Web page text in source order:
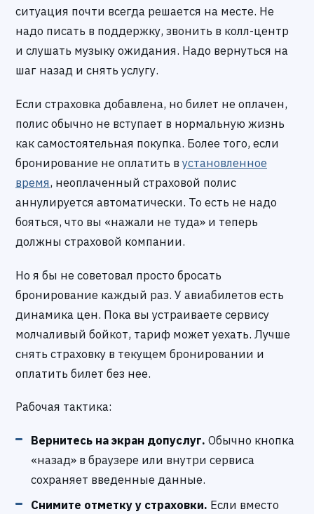
ситуация почти всегда решается на месте. Не
надо писать в поддержку, звонить в колл-центр
и слушать музыку ожидания. Надо вернуться на
шаг назад и снять услугу.
Если страховка добавлена, но билет не оплачен,
полис обычно не вступает в нормальную жизнь
как самостоятельная покупка. Более того, если
бронирование не оплатить в установленное
время, неоплаченный страховой полис
аннулируется автоматически. То есть не надо
бояться, что вы «нажали не туда» и теперь
должны страховой компании.
Но я бы не советовал просто бросать
бронирование каждый раз. У авиабилетов есть
динамика цен. Пока вы устраиваете сервису
молчаливый бойкот, тариф может уехать. Лучше
снять страховку в текущем бронировании и
оплатить билет без нее.
Рабочая тактика:
Вернитесь на экран допуслуг. Обычно кнопка
«назад» в браузере или внутри сервиса
сохраняет введенные данные.
Снимите отметку у страховки. Если вместо